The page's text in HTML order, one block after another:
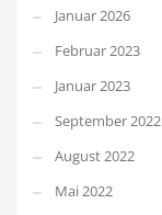
Januar 2026
Februar 2023
Januar 2023
September 2022
August 2022
Mai 2022